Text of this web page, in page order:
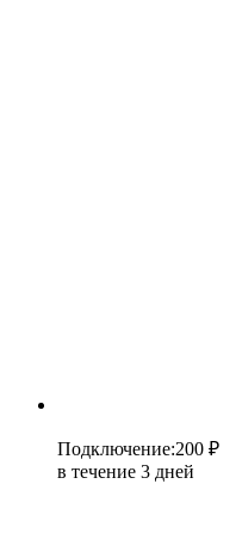
Подключение:200 ₽
в течение 3 дней